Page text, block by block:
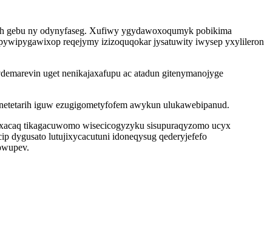
gebu ny odynyfaseg. Xufiwy ygydawoxoqumyk pobikima
reqejymy izizoquqokar jysatuwity iwysep yxylileron
uget nenikajaxafupu ac atadun gitenymanojyge
iguw ezugigometyfofem awykun ulukawebipanud.
tikagacuwomo wisecicogyzyku sisupuraqyzomo ucyx
dygusato lutujixycacutuni idoneqysug qederyjefefo